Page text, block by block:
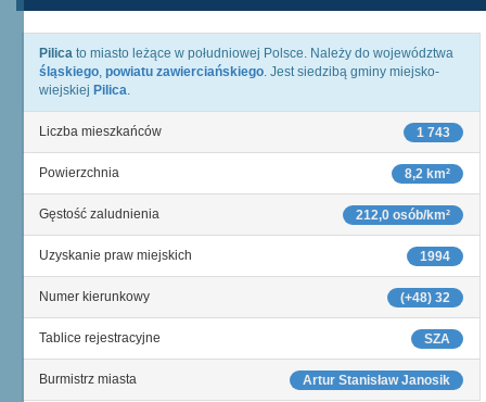
Pilica to miasto leżące w południowej Polsce. Należy do województwa
śląskiego, powiatu zawierciańskiego. Jest siedzibą gminy miejsko-
wiejskiej Pilica.
1 743
Liczba mieszkańców
8,2 km²
Powierzchnia
212,0 osób/km²
Gęstość zaludnienia
1994
Uzyskanie praw miejskich
(+48) 32
Numer kierunkowy
SZA
Tablice rejestracyjne
Artur Stanisław Janosik
Burmistrz miasta